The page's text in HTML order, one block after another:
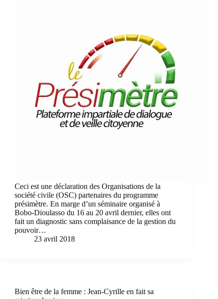
Ceci est une déclaration des Organisations de la
société civile (OSC) partenaires du programme
présimètre. En marge d’un séminaire organisé à
Bobo-Dioulasso du 16 au 20 avril dernier, elles ont
fait un diagnostic sans complaisance de la gestion du
pouvoir…
23 avril 2018
Bien être de la femme : Jean-Cyrille en fait sa